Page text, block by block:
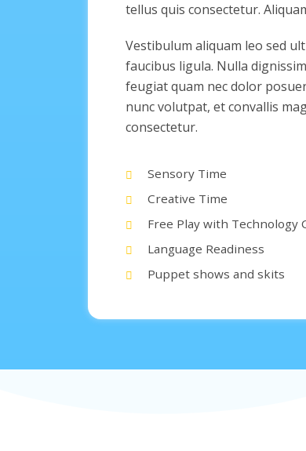
tellus quis consectetur.
Vestibulum aliquam leo sed
faucibus ligula. Nulla
feugiat quam nec dolor
nunc volutpat, et convallis
consectetur.
Sensory Time
Creative Time
Free Play with Technology
Language Readiness
Puppet shows and skits